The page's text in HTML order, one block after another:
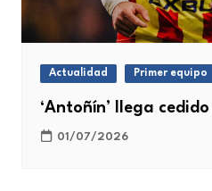
Actualidad Primer equipo
‘Antoñín’ llega
01/07/2026